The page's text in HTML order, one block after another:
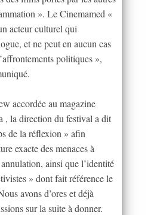
». Le Cinemamed «
acteur culturel qui
et ne peut en aucun cas
politiques »,
accordée au magazine
, la direction du festival a dit
de la réflexion » afin
exacte des menaces à
ainsi que l’identité
» dont fait référence le
avons d’ores et déjà
sur la suite à donner.